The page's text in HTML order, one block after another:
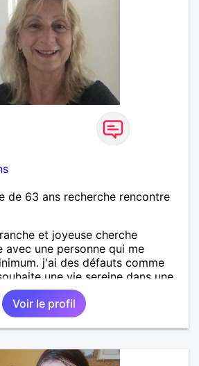
de 63 ans recherche rencontre
et joyeuse cherche
avec une personne qui me
j'ai des défauts comme
une vie sereine dans une
terme.
Voir le profil